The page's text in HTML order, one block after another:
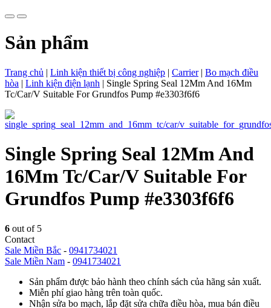
Sản phẩm
Trang chủ | Linh kiện thiết bị công nghiệp | Carrier| Bo mạch điều
hòa | Linh kiện điện lạnh | Single Spring Seal 12Mm And 16Mm
Tc/Car/V Suitable For Grundfos Pump #e3303f6f6
Single Spring Seal 12Mm And
16Mm Tc/Car/V Suitable For
Grundfos Pump #e3303f6f6
6 out of 5
Contact
Sale Miền Bắc - 0941734021
Sale Miền Nam - 0941734021
Sản phẩm được bảo hành theo chính sách của hãng sản xuất.
Miễn phí giao hàng trên toàn quốc.
Nhận sửa bo mạch, lắp đặt sửa chữa điều hòa, mua bán điều